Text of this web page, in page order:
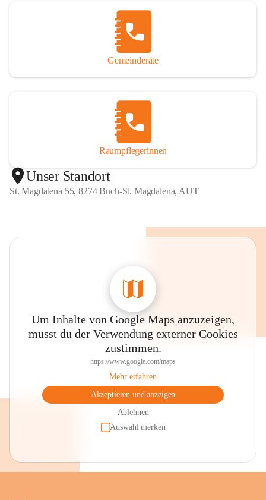
Gemeinderäte
Raumpflegerinnen
Unser Standort
St. Magdalena 55, 8274 Buch-St. Magdalena, AUT
Um Inhalte von Google Maps anzuzeigen,
musst du der Verwendung externer Cookies
zustimmen.
https://www.google.com/maps
Mehr erfahren
Akzeptieren und anzeigen
Ablehnen
Auswahl merken